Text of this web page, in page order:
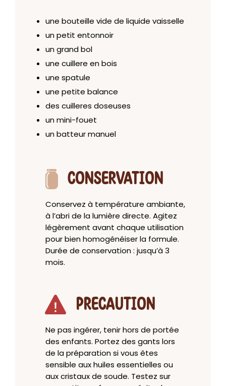
une bouteille vide de liquide vaisselle
un petit entonnoir
un grand bol
une cuillere en bois
une spatule
une petite balance
des cuilleres doseuses
un mini-fouet
un batteur manuel
CONSERVATION
Conservez à température ambiante,
à l’abri de la lumière directe. Agitez
légèrement avant chaque utilisation
pour bien homogénéiser la formule.
Durée de conservation : jusqu’à 3
mois.
PRECAUTION
Ne pas ingérer, tenir hors de portée
des enfants. Portez des gants lors
de la préparation si vous êtes
sensible aux huiles essentielles ou
aux cristaux de soude. Testez sur